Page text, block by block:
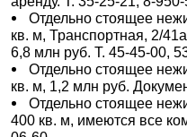
Отдельно стоящее
кв. м, Транспортная, 2/
6,8 млн руб. Т. 45-45-00,
Отдельно стоящее
кв. м, 1,2 млн руб.
Отдельно стоящее
400 кв. м, имеются все